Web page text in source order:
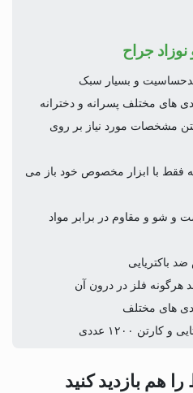
جراح
و بسیار سبک
های مختلف پسرانه و دخترانه
مشخصات مورد نیاز بر روی
فقط با ابزار مخصوص خود باز می
و شو و مقاوم در برابر مواد
باکتریایی
هرگونه فلز در درون آن
های مختلف
هم بازدید کنید